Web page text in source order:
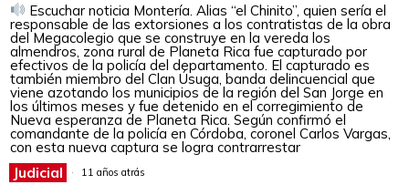
Escuchar noticia Montería. Alias “el Chinito”, quien sería el
responsable de las extorsiones a los contratistas de la obra
del Megacolegio que se construye en la vereda los
almendros, zona rural de Planeta Rica fue capturado por
efectivos de la policía del departamento. El capturado es
también miembro del Clan Úsuga, banda delincuencial que
viene azotando los municipios de la región del San Jorge en
los últimos meses y fue detenido en el corregimiento de
Nueva esperanza de Planeta Rica. Según confirmó el
comandante de la policía en Córdoba, coronel Carlos Vargas,
con esta nueva captura se logra contrarrestar
Judicial 11 años atrás